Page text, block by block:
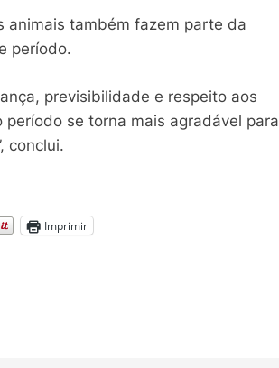
animais também fazem parte da
período.
previsibilidade e respeito aos
se torna mais agradável para
conclui.
Imprimir